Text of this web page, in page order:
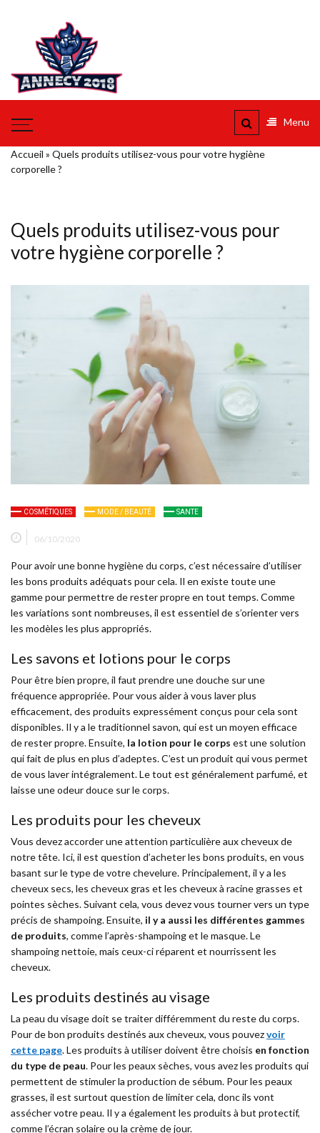
Vers Annecy et l'au dela
Menu
Accueil » Quels produits utilisez-vous pour votre hygiène
corporelle ?
Quels produits utilisez-vous pour
votre hygiène corporelle ?
COSMÉTIQUES MODE / BEAUTÉ SANTE
06/10/2020
Pour avoir une bonne hygiène du corps, c’est nécessaire d’utiliser
les bons produits adéquats pour cela. Il en existe toute une
gamme pour permettre de rester propre en tout temps. Comme
les variations sont nombreuses, il est essentiel de s’orienter vers
les modèles les plus appropriés.
Les savons et lotions pour le corps
Pour être bien propre, il faut prendre une douche sur une
fréquence appropriée. Pour vous aider à vous laver plus
efficacement, des produits expressément conçus pour cela sont
disponibles. Il y a le traditionnel savon, qui est un moyen efficace
de rester propre. Ensuite, la lotion pour le corps est une solution
qui fait de plus en plus d’adeptes. C’est un produit qui vous permet
de vous laver intégralement. Le tout est généralement parfumé, et
laisse une odeur douce sur le corps.
Les produits pour les cheveux
Vous devez accorder une attention particulière aux cheveux de
notre tête. Ici, il est question d’acheter les bons produits, en vous
basant sur le type de votre chevelure. Principalement, il y a les
cheveux secs, les cheveux gras et les cheveux à racine grasses et
pointes sèches. Suivant cela, vous devez vous tourner vers un type
précis de shampoing. Ensuite, il y a aussi les différentes gammes
de produits, comme l’après-shampoing et le masque. Le
shampoing nettoie, mais ceux-ci réparent et nourrissent les
cheveux.
Les produits destinés au visage
La peau du visage doit se traiter différemment du reste du corps.
Pour de bon produits destinés aux cheveux, vous pouvezvoir
cette page. Les produits à utiliser doivent être choisis en fonction
du type de peau. Pour les peaux sèches, vous avez les produits qui
permettent de stimuler la production de sébum. Pour les peaux
grasses, il est surtout question de limiter cela, donc ils vont
assécher votre peau. Il y a également les produits à but protectif,
comme l’écran solaire ou la crème de jour.